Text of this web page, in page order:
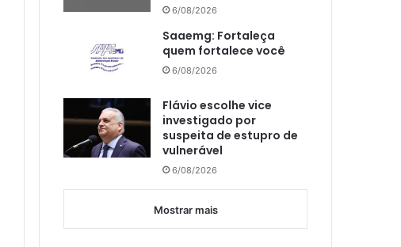
6/08/2026
Saaemg: Fortaleça
quem fortalece você
6/08/2026
Flávio escolhe vice
investigado por
suspeita de estupro de
vulnerável
6/08/2026
Mostrar mais